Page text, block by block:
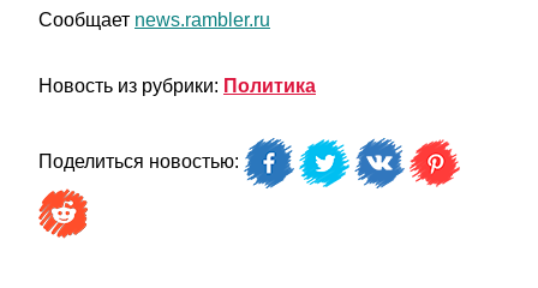
Сообщает news.rambler.ru
Новость из рубрики: Политика
Поделиться новостью: